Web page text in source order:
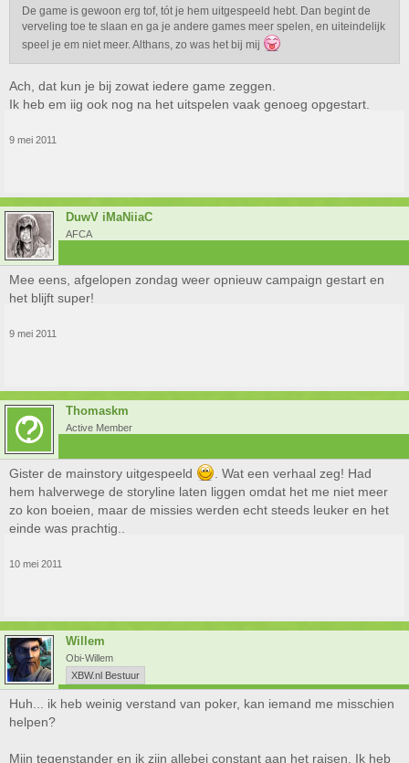
De game is gewoon erg tof, tót je hem uitgespeeld hebt. Dan begint de
verveling toe te slaan en ga je andere games meer spelen, en uiteindelijk
speel je em niet meer. Althans, zo was het bij mij
Ach, dat kun je bij zowat iedere game zeggen.
Ik heb em iig ook nog na het uitspelen vaak genoeg opgestart.
9 mei 2011
DuwV iMaNiiaC
AFCA
Mee eens, afgelopen zondag weer opnieuw campaign gestart en
het blijft super!
9 mei 2011
Thomaskm
Active Member
Gister de mainstory uitgespeeld
. Wat een verhaal zeg! Had
hem halverwege de storyline laten liggen omdat het me niet meer
zo kon boeien, maar de missies werden echt steeds leuker en het
einde was prachtig..
10 mei 2011
Willem
Obi-Willem
XBW.nl Bestuur
Huh... ik heb weinig verstand van poker, kan iemand me misschien
helpen?
Mijn tegenstander en ik zijn allebei constant aan het raisen. Ik heb